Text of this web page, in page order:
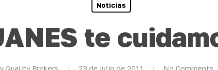
Noticias
te
Quality Brokers 23 de julio de 2011 No Comments